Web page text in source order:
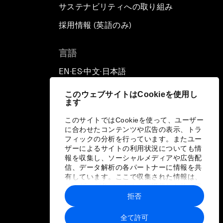
このウェブサイトはCookieを使用し
ます
このサイトではCookieを使って、ユーザー
に合わせたコンテンツや広告の表示、トラ
フィックの分析を行っています。またユー
ザーによるサイトの利用状況についても情
報を収集し、ソーシャルメディアや広告配
信、データ解析の各パートナーに情報を共
有しています。ここで収集された情報は、
ユーザーが各パートナーに提供した他の情
報や各パートナーのサービスを使用した際
に収集された情報と組み合わされ、各パー
トナーによって使用されることがありま
全て許可
拒否
サステナビリティへの取り組み
採用情報 (英語のみ)
言語
EN ▪ES▪中文▪ 日本語